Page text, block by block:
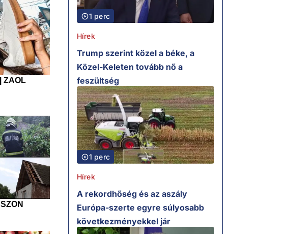
1 perc
Hírek
Trump szerint közel a béke, a
Közel-Keleten tovább nő a
feszültség
1 perc
Hírek
A rekordhőség és az aszály
Európa-szerte egyre súlyosabb
következményekkel jár